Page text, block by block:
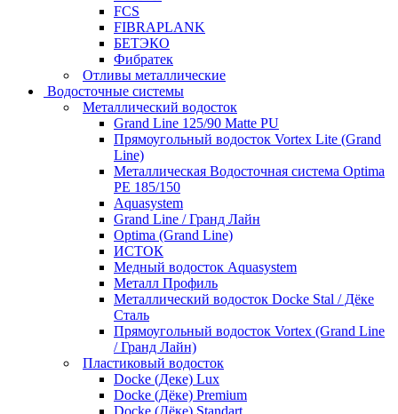
FCS
FIBRAPLANK
БЕТЭКО
Фибратек
Отливы металлические
Водосточные системы
Металлический водосток
Grand Line 125/90 Matte PU
Прямоугольный водосток Vortex Lite (Grand
Line)
Металлическая Водосточная система Optima
PE 185/150
Aquasystem
Grand Line / Гранд Лайн
Optima (Grand Line)
ИСТОК
Медный водосток Aquasystem
Металл Профиль
Металлический водосток Docke Stal / Дёке
Сталь
Прямоугольный водосток Vortex (Grand Line
/ Гранд Лайн)
Пластиковый водосток
Docke (Деке) Lux
Docke (Дёке) Premium
Docke (Дёке) Standart